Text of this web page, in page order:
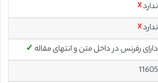
ندارد☓
ندارد☓
دارای رفرنس در داخل متن و انتهای مقاله ✓
11605